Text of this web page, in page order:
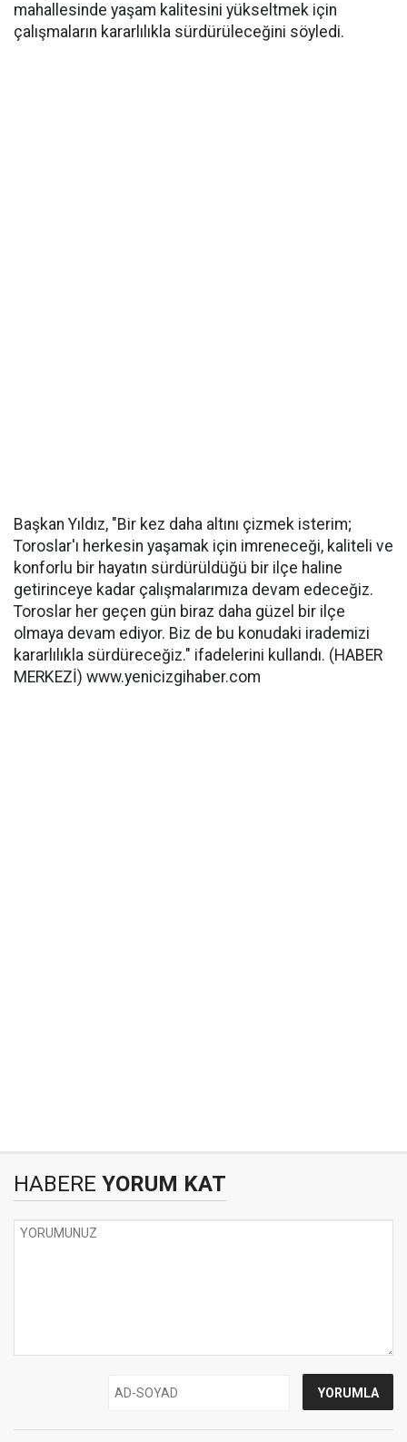
mahallesinde yaşam kalitesini yükseltmek için
çalışmaların kararlılıkla sürdürüleceğini söyledi.
Başkan Yıldız, "Bir kez daha altını çizmek isterim;
Toroslar'ı herkesin yaşamak için imreneceği, kaliteli ve
konforlu bir hayatın sürdürüldüğü bir ilçe haline
getirinceye kadar çalışmalarımıza devam edeceğiz.
Toroslar her geçen gün biraz daha güzel bir ilçe
olmaya devam ediyor. Biz de bu konudaki irademizi
kararlılıkla sürdüreceğiz." ifadelerini kullandı. (HABER
MERKEZİ) www.yenicizgihaber.com
HABERE YORUM KAT